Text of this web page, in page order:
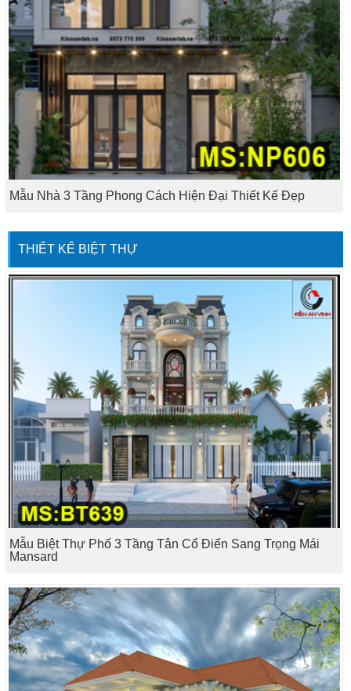
Mẫu Nhà 3 Tầng Phong Cách Hiện Đại Thiết Kế Đẹp
THIẾT KẾ BIỆT THỰ
Mẫu Biệt Thự Phố 3 Tầng Tân Cổ Điển Sang Trọng Mái
Mansard